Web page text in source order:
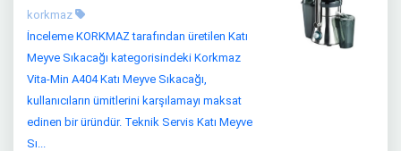
korkmaz
İnceleme KORKMAZ tarafından üretilen Katı
Meyve Sıkacağı kategorisindeki Korkmaz
Vita-Min A404 Katı Meyve Sıkacağı,
kullanıcıların ümitlerini karşılamayı maksat
edinen bir üründür. Teknik Servis Katı Meyve
Sı...